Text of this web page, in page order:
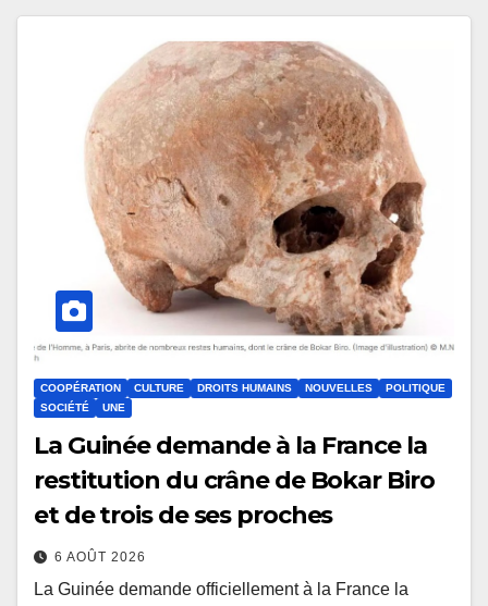
COOPÉRATION CULTURE DROITS HUMAINS NOUVELLES
POLITIQUE
SOCIÉTÉ
UNE
La Guinée demande à la France la
restitution du crâne de Bokar Biro
et de trois de ses proches
6 AOÛT 2026
La Guinée demande officiellement à la France la